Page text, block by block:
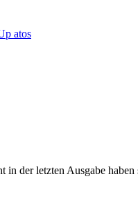
atos
der letzten Ausgabe